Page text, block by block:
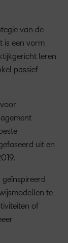
van de
is een vorm
leren
passief
uit en
te
of